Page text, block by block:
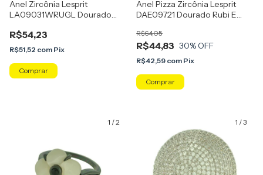
Anel Zircônia Lesprit
LA09031WRUGL Dourado
R$54,23
R$51,52 com Pix
Comprar
Anel Pizza Zircônia Lesprit
DAE09721 Dourado Rubi E
R$44,83
R$64,05
30% OFF
R$42,59 com Pix
Comprar
1 /2 1 /3